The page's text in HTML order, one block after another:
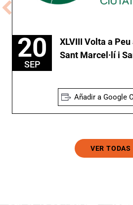
20
SEP
XLVIII Volta a
Sant Marcel·lí i
Añadir a Google
VER TODAS